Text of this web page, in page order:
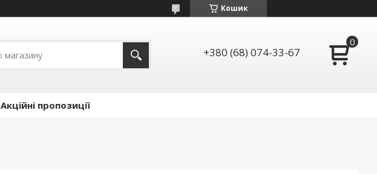
Кошик
+380 (68) 074-33-67
Акційні пропозиції